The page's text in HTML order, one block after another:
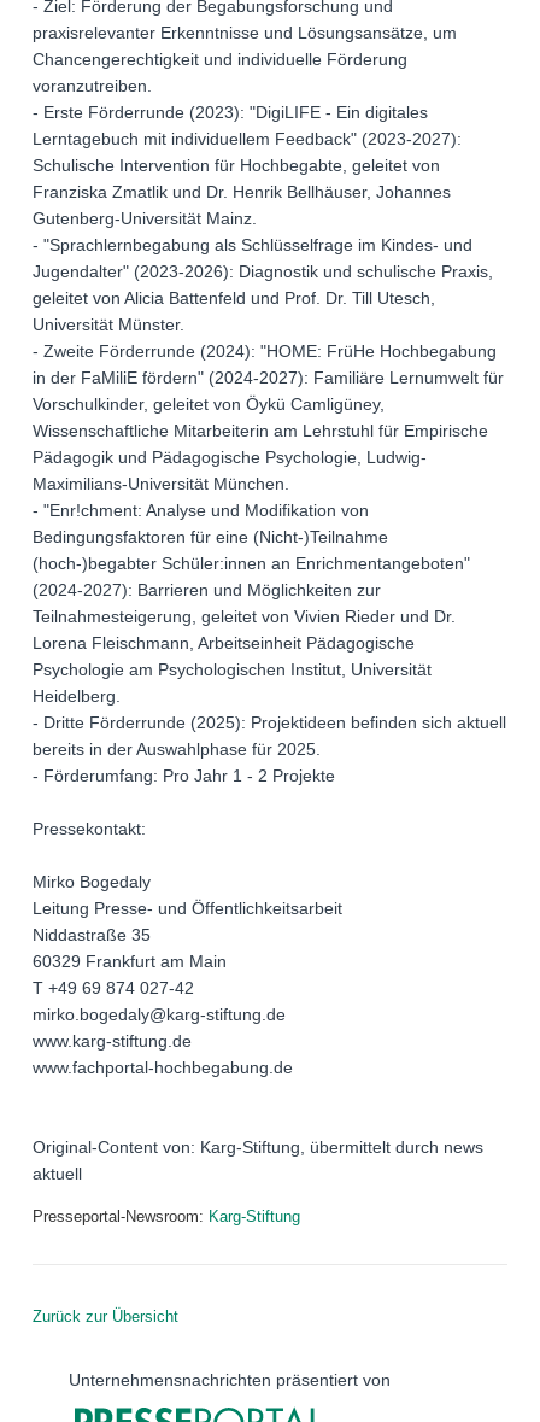
- Ziel: Förderung der Begabungsforschung und
praxisrelevanter Erkenntnisse und Lösungsansätze, um
Chancengerechtigkeit und individuelle Förderung
voranzutreiben.
- Erste Förderrunde (2023): "DigiLIFE - Ein digitales
Lerntagebuch mit individuellem Feedback" (2023-2027):
Schulische Intervention für Hochbegabte, geleitet von
Franziska Zmatlik und Dr. Henrik Bellhäuser, Johannes
Gutenberg-Universität Mainz.
- "Sprachlernbegabung als Schlüsselfrage im Kindes- und
Jugendalter" (2023-2026): Diagnostik und schulische Praxis,
geleitet von Alicia Battenfeld und Prof. Dr. Till Utesch,
Universität Münster.
- Zweite Förderrunde (2024): "HOME: FrüHe Hochbegabung
in der FaMiliE fördern" (2024-2027): Familiäre Lernumwelt für
Vorschulkinder, geleitet von Öykü Camligüney,
Wissenschaftliche Mitarbeiterin am Lehrstuhl für Empirische
Pädagogik und Pädagogische Psychologie, Ludwig-
Maximilians-Universität München.
- "Enr!chment: Analyse und Modifikation von
Bedingungsfaktoren für eine (Nicht-)Teilnahme
(hoch-)begabter Schüler:innen an Enrichmentangeboten"
(2024-2027): Barrieren und Möglichkeiten zur
Teilnahmesteigerung, geleitet von Vivien Rieder und Dr.
Lorena Fleischmann, Arbeitseinheit Pädagogische
Psychologie am Psychologischen Institut, Universität
Heidelberg.
- Dritte Förderrunde (2025): Projektideen befinden sich aktuell
bereits in der Auswahlphase für 2025.
- Förderumfang: Pro Jahr 1 - 2 Projekte
Pressekontakt:
Mirko Bogedaly
Leitung Presse- und Öffentlichkeitsarbeit
Niddastraße 35
60329 Frankfurt am Main
T +49 69 874 027-42
mirko.bogedaly@karg-stiftung.de
www.karg-stiftung.de
www.fachportal-hochbegabung.de
Original-Content von: Karg-Stiftung, übermittelt durch news
aktuell
Presseportal-Newsroom: Karg-Stiftung
Zurück zur Übersicht
Unternehmensnachrichten präsentiert von